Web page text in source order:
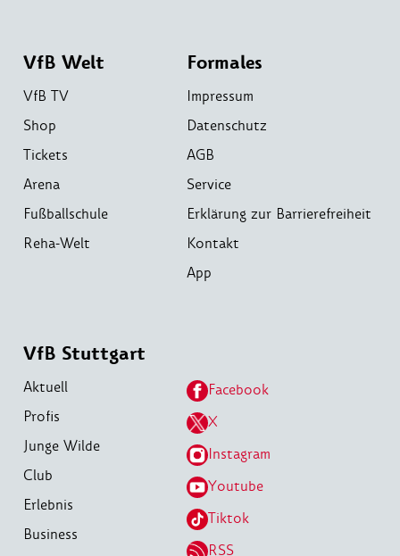
VfB Welt
VfB TV
Shop
Tickets
Arena
Fußballschule
Reha-Welt
Formales
Impressum
Datenschutz
AGB
Service
Erklärung zur Barrierefreiheit
Kontakt
App
VfB Stuttgart
Aktuell
Profis
Junge Wilde
Club
Erlebnis
Business
Facebook
X
Instagram
Youtube
Tiktok
RSS